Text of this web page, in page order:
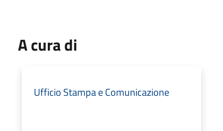
A cura di
Ufficio Stampa e Comunicazione